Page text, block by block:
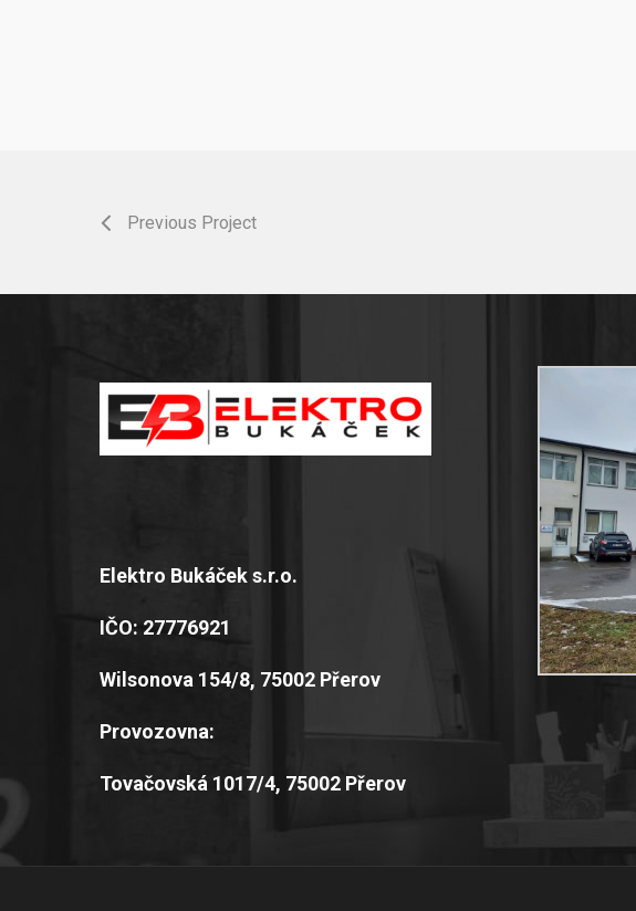
Previous Project
Elektro Bukáček s.r.o.
IČO: 27776921
Wilsonova 154/8, 75002 Přerov
Provozovna:
Tovačovská 1017/4, 75002 Přerov